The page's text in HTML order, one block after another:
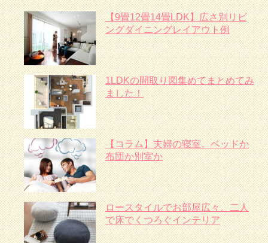
【9畳12畳14畳LDK】広さ別リビ
ングダイニングレイアウト例
1LDKの間取り図集めてまとめてみ
ました！
【コラム】夫婦の寝室。ベッドか
布団か別室か
ロースタイルでお部屋広々。二人
で床でくつろぐインテリア